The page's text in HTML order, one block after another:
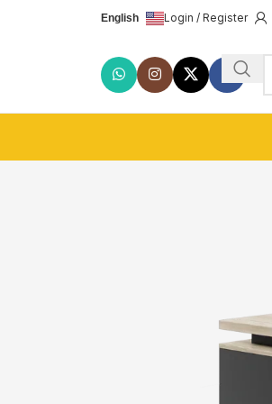
Login / Register
English